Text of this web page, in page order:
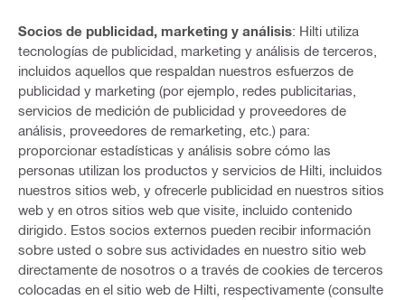
Socios de publicidad, marketing y análisis: Hilti utiliza
tecnologías de publicidad, marketing y análisis de terceros,
incluidos aquellos que respaldan nuestros esfuerzos de
publicidad y marketing (por ejemplo, redes publicitarias,
servicios de medición de publicidad y proveedores de
análisis, proveedores de remarketing, etc.) para:
proporcionar estadísticas y análisis sobre cómo las
personas utilizan los productos y servicios de Hilti, incluidos
nuestros sitios web, y ofrecerle publicidad en nuestros sitios
web y en otros sitios web que visite, incluido contenido
dirigido. Estos socios externos pueden recibir información
sobre usted o sobre sus actividades en nuestro sitio web
directamente de nosotros o a través de cookies de terceros
colocadas en el sitio web de Hilti, respectivamente (consulte